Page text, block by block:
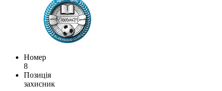
Номер
8
Позиція
захисник